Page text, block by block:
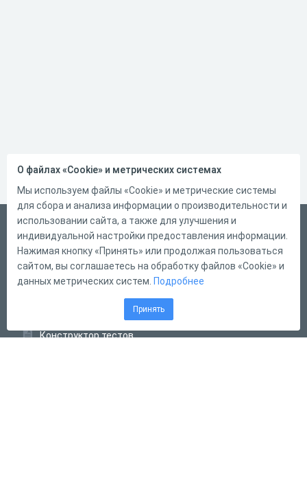
Русский
Справка
Форма обратной связи
Конструктор тестов
О файлах «Cookie» и метрических системах
Мы используем файлы «Cookie» и метрические системы
для сбора и анализа информации о производительности и
использовании сайта, а также для улучшения и
индивидуальной настройки предоставления информации.
Нажимая кнопку «Принять» или продолжая пользоваться
сайтом, вы соглашаетесь на обработку файлов «Cookie» и
данных метрических систем. Подробнее
Принять